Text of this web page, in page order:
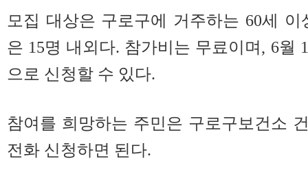
모집 대상은 구로구에 거주하는 60세
은 15명 내외다. 참가비는 무료이며, 6월
으로 신청할 수 있다.
참여를 희망하는 주민은 구로구보건소
전화 신청하면 된다.